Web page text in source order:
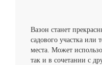
Вазон станет
садового участка или
места. Может
так и в сочетании с